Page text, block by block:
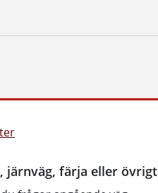
järnväg, färja eller övrigt